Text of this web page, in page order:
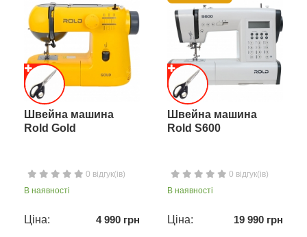
Швейна машина
Rold Gold
0 відгук(ів)
В наявності
Ціна: 4 990 грн
Швейна машина
Rold S600
0 відгук(ів)
В наявності
Ціна: 19 990 грн